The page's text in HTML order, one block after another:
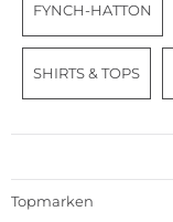
FYNCH-HATTON
SHIRTS & TOPS
Topmarken